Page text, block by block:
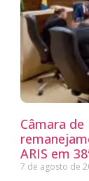
Câmara
ARIS em
7 de agosto de